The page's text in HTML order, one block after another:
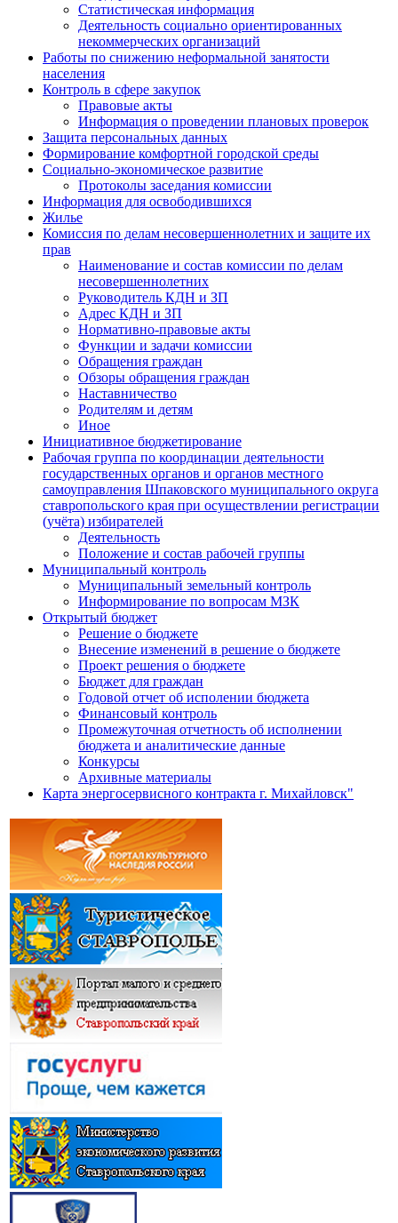
Статистическая информация
Деятельность социально ориентированных
некоммерческих организаций
Работы по снижению неформальной занятости
населения
Контроль в сфере закупок
Правовые акты
Информация о проведении плановых проверок
Защита персональных данных
Формирование комфортной городской среды
Социально-экономическое развитие
Протоколы заседания комиссии
Информация для освободившихся
Жилье
Комиссия по делам несовершеннолетних и защите их
прав
Наименование и состав комиссии по делам
несовершеннолетних
Руководитель КДН и ЗП
Адрес КДН и ЗП
Нормативно-правовые акты
Функции и задачи комиссии
Обращения граждан
Обзоры обращения граждан
Наставничество
Родителям и детям
Иное
Инициативное бюджетирование
Рабочая группа по координации деятельности
государственных органов и органов местного
самоуправления Шпаковского муниципального округа
ставропольского края при осуществлении регистрации
(учёта) избирателей
Деятельность
Положение и состав рабочей группы
Муниципальный контроль
Муниципальный земельный контроль
Информирование по вопросам МЗК
Открытый бюджет
Решение о бюджете
Внесение изменений в решение о бюджете
Проект решения о бюджете
Бюджет для граждан
Годовой отчет об исполении бюджета
Финансовый контроль
Промежуточная отчетность об исполнении
бюджета и аналитические данные
Конкурсы
Архивные материалы
Карта энергосервисного контракта г. Михайловск"